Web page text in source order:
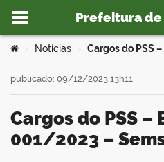
Ir para o conteúdo
Prefeitura de
portal
Você está aqui:
Notícias
Cargos do PSS – Edital Nº
001/2023 –
publicado: 09/12/2023 13h11